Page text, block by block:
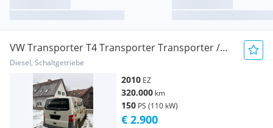
VW Transporter T4 Transporter Transporter /
Kastenwagen
Diesel, Schaltgetriebe
2010 EZ
320.000 km
150 PS (110 kW)
€ 2.900